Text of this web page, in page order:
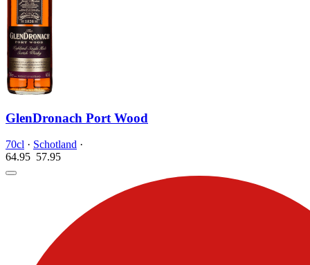
GlenDronach Port Wood
70cl · Schotland ·
64.95 57.95